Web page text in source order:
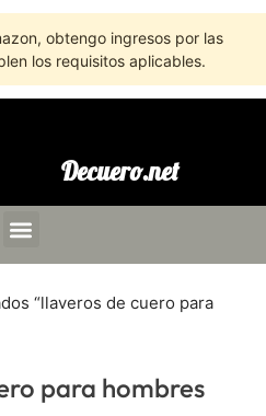
obtengo ingresos por las
los requisitos aplicables.
Decuero.net
“llaveros de cuero para
para hombres